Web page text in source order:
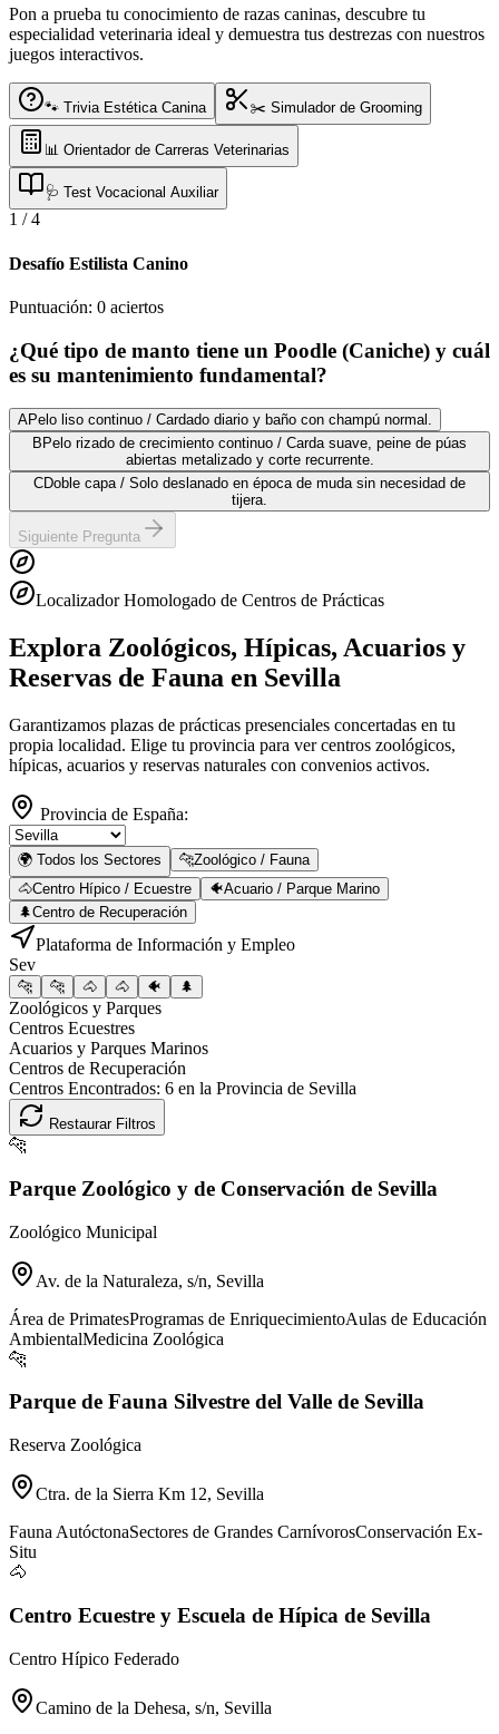
Pon a prueba tu conocimiento de razas caninas, descubre tu
especialidad veterinaria ideal y demuestra tus destrezas con nuestros
juegos interactivos.
🐾 Trivia Estética Canina ✂️ Simulador de Grooming
📊 Orientador de Carreras Veterinarias
🩺 Test Vocacional Auxiliar
1 /4
Desafío Estilista Canino
Puntuación: 0 aciertos
¿Qué tipo de manto tiene un Poodle (Caniche) y cuál
es su mantenimiento fundamental?
APelo liso continuo / Cardado diario y baño con champú normal.
B Pelo rizado de crecimiento continuo / Carda suave, peine de púas
abiertas metalizado y corte recurrente.
CDoble capa / Solo deslanado en época de muda sin necesidad de
tijera.
Siguiente Pregunta
Localizador Homologado de Centros de Prácticas
Explora Zoológicos, Hípicas, Acuarios y
Reservas de Fauna en Sevilla
Garantizamos plazas de prácticas presenciales concertadas en tu
propia localidad. Elige tu provincia para ver centros zoológicos,
hípicas, acuarios y reservas naturales con convenios activos.
Provincia de España:
🌍 Todos los Sectores 🐆Zoológico / Fauna
🐴Centro Hípico / Ecuestre 🐠Acuario / Parque Marino
🌲Centro de Recuperación
Plataforma de Información y Empleo
Sev
🐆 🐆 🐴 🐴 🐠 🌲
Zoológicos y Parques
Centros Ecuestres
Acuarios y Parques Marinos
Centros de Recuperación
Centros Encontrados: 6 en la Provincia de Sevilla
Restaurar Filtros
🐆
Parque Zoológico y de Conservación de Sevilla
Zoológico Municipal
Av. de la Naturaleza, s/n, Sevilla
Área de PrimatesProgramas de EnriquecimientoAulas de Educación
AmbientalMedicina Zoológica
🐆
Parque de Fauna Silvestre del Valle de Sevilla
Reserva Zoológica
Ctra. de la Sierra Km 12, Sevilla
Fauna AutóctonaSectores de Grandes CarnívorosConservación Ex-
Situ
🐴
Centro Ecuestre y Escuela de Hípica de Sevilla
Centro Hípico Federado
Camino de la Dehesa, s/n, Sevilla